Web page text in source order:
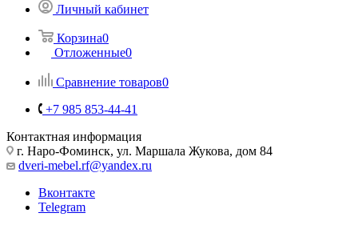
Личный кабинет
Корзина0
Отложенные0
Сравнение товаров0
+7 985 853-44-41
Контактная информация
г. Наро-Фоминск, ул. Маршала Жукова, дом 84
dveri-mebel.rf@yandex.ru
Вконтакте
Telegram